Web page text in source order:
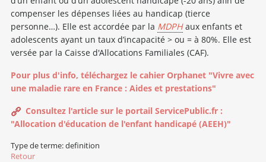
compenser les dépenses liées au handicap (tierce
personne…). Elle est accordée par la MDPHaux enfants et
adolescents ayant un taux d’incapacité > ou = à 80%. Elle est
versée par la Caisse d'Allocations Familiales (CAF).
Pour plus d'info, téléchargez le cahier Orphanet "Vivre avec
une maladie rare en France : Aides et prestations"
Consultez l'article sur le portail ServicePublic.fr :
"Allocation d'éducation de l'enfant handicapé (AEEH)"
Type de terme: definition
Retour